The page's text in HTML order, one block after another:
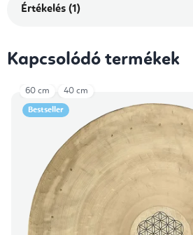
Értékelés (1)
Kapcsolódó termékek
Bestseller
60 cm 40 cm